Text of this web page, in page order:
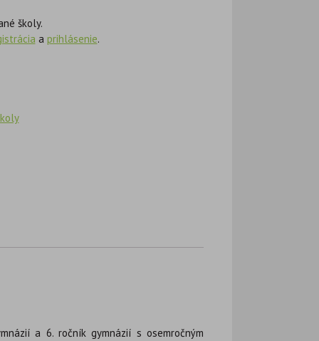
školy.
a prihlásenie.
a 6. ročník gymnázií s osemročným